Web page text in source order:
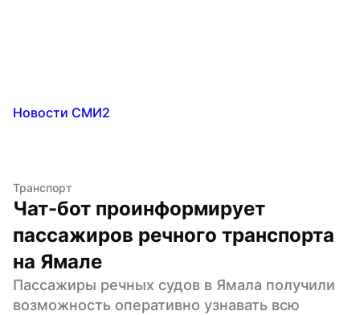
Новости СМИ2
Транспорт
Чат-бот проинформирует
пассажиров речного транспорта
на Ямале
Пассажиры речных судов в Ямала получили
возможность оперативно узнавать всю